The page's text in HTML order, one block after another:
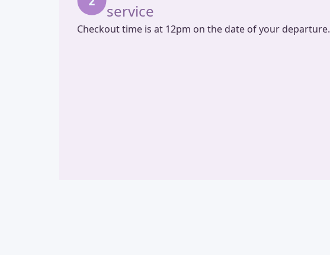
service
Checkout time is at 12pm on the date of your departure.